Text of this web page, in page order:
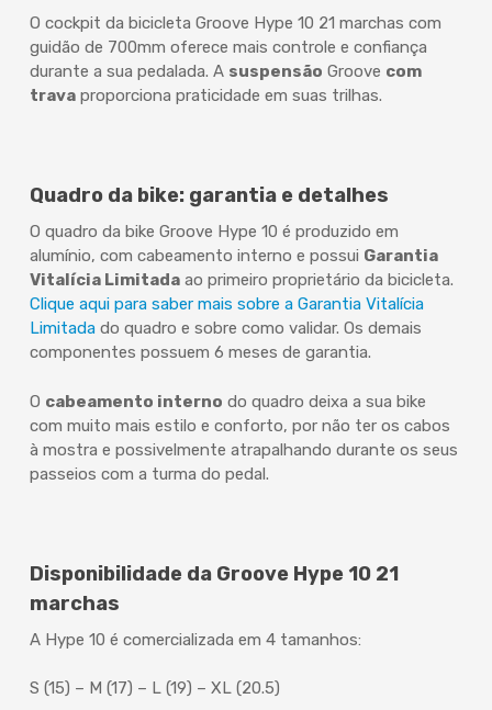
O cockpit da bicicleta Groove Hype 10 21 marchas com
guidão de 700mm oferece mais controle e confiança
durante a sua pedalada. A suspensão Groove com
travaproporciona praticidade em suas trilhas.
Quadro da bike: garantia e detalhes
O quadro da bike Groove Hype 10 é produzido em
alumínio, com cabeamento interno e possui Garantia
Vitalícia Limitadaao primeiro proprietário da bicicleta.
Clique aqui para saber mais sobre a Garantia Vitalícia
Limitadado quadro e sobre como validar. Os demais
componentes possuem 6 meses de garantia.
O cabeamento interno do quadro deixa a sua bike
com muito mais estilo e conforto, por não ter os cabos
à mostra e possivelmente atrapalhando durante os seus
passeios com a turma do pedal.
Disponibilidade da Groove Hype 10 21
marchas
A Hype 10 é comercializada em 4 tamanhos:
S (15) – M (17) – L (19) – XL (20.5)